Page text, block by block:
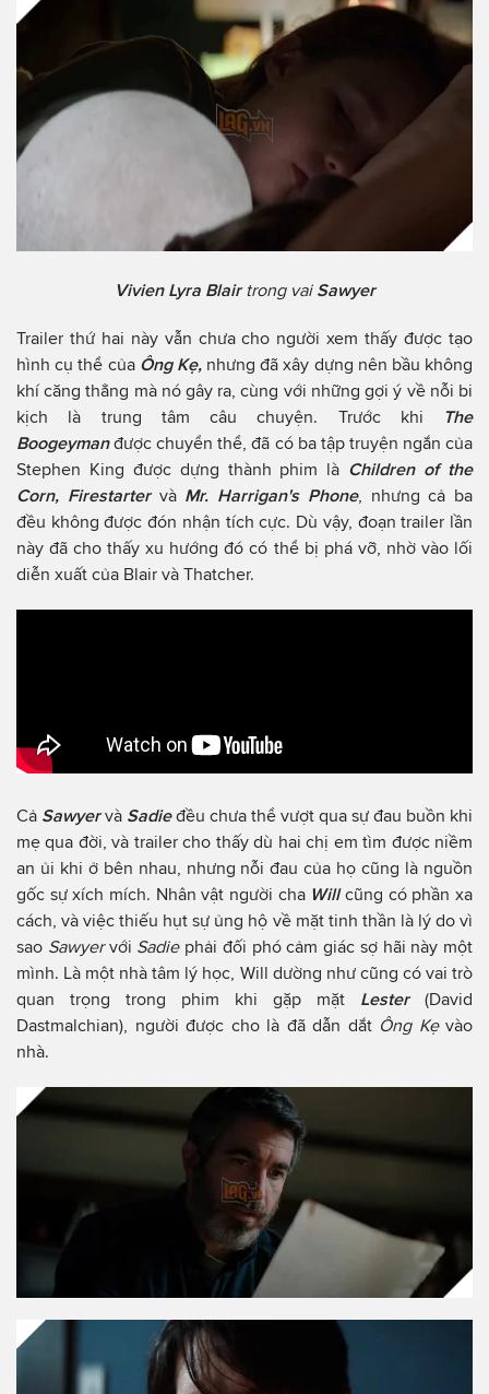
Sophie Thatcher Sadie
Vivien Lyra Blairtrong vaiSawyer
Trailer thứ hai này vẫn chưa cho người xem thấy được tạo
hình cụ thể của Ông Kẹ, nhưng đã xây dựng nên bầu không
khí căng thẳng mà nó gây ra, cùng với những gợi ý về nỗi bi
kịch là trung tâm câu chuyện. Trước khi
The
Boogeymanđược chuyển thể, đã có ba tập truyện ngắn của
Stephen King được dựng thành phim là Children of the
Corn, Firestarter và Mr. Harrigan's Phone, nhưng cả ba
đều không được đón nhận tích cực. Dù vậy, đoạn trailer lần
này đã cho thấy xu hướng đó có thể bị phá vỡ, nhờ vào lối
diễn xuất của Blair và Thatcher.
Cả Sawyervà Sadieđều chưa thể vượt qua sự đau buồn khi
mẹ qua đời, và trailer cho thấy dù hai chị em tìm được niềm
an ủi khi ở bên nhau, nhưng nỗi đau của họ cũng là nguồn
gốc sự xích mích. Nhân vật người cha Willcũng có phần xa
cách, và việc thiếu hụt sự ủng hộ về mặt tinh thần là lý do vì
sao Sawyervới Sadiephải đối phó cảm giác sợ hãi này một
mình. Là một nhà tâm lý học, Will dường như cũng có vai trò
quan trọng trong phim khi gặp mặt Lester (David
Dastmalchian), người được cho là đã dẫn dắt Ông Kẹ vào
nhà.